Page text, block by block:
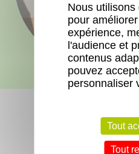
Nous utilisons
pour
expérience,
l'audience et
contenus
pouvez
personnaliser
Tout
Tout